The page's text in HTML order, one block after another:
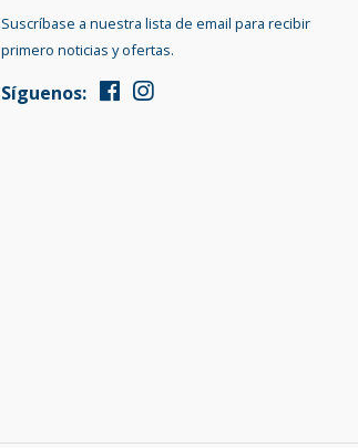
Suscríbase a nuestra lista de email para recibir
primero noticias y ofertas.
Síguenos: